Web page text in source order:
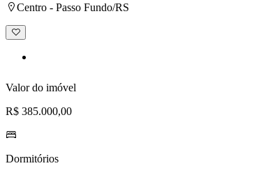
Centro - Passo Fundo/RS
Adicionar
à
Valor do imóvel
R$ 385.000,00
Dormitórios